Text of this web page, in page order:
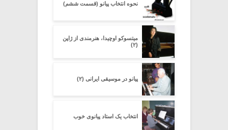
نحوه انتخاب پیانو (قسمت ششم)
میتسوکو اوچیدا، هنرمندی از ژاپن
(۲)
پیانو در موسیقی ایرانی (۲)
انتخاب یک استاد پیانوی خوب